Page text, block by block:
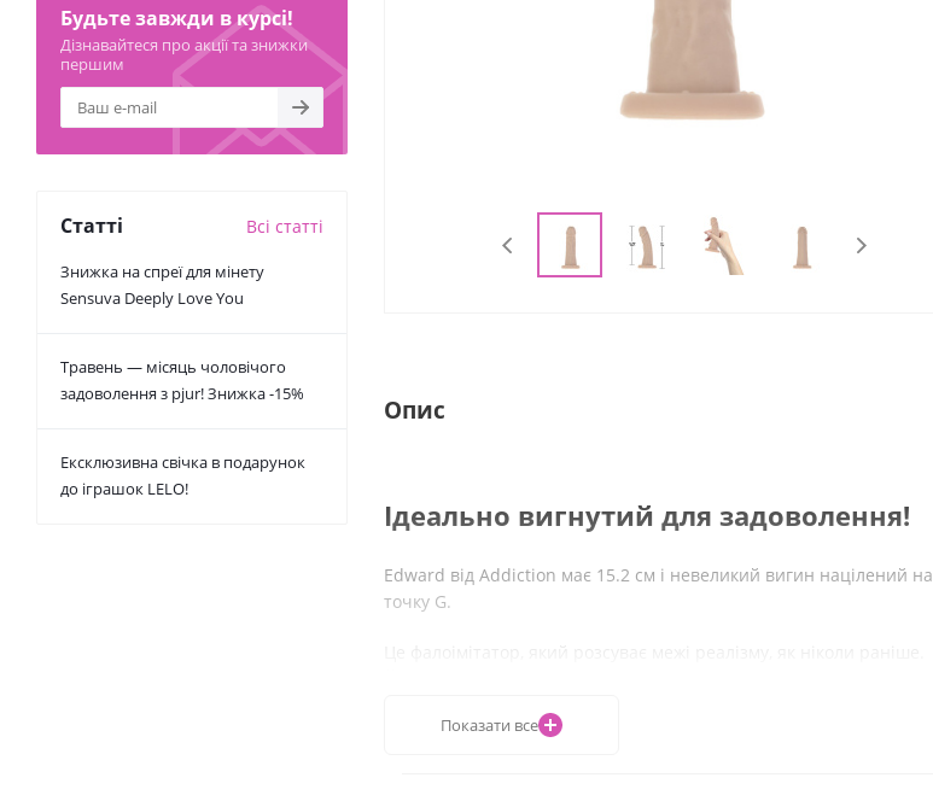
Опис
Ідеально вигнутий для задоволення!
Edward від Addiction має 15.2 см і невеликий вигин націлений на
точку G.
Показати все
Будьте завжди в курсі!
Дізнавайтеся про акції та знижки
першим
Статті Всі статті
Знижка на спреї для мінету
Sensuva Deeply Love You
Травень — місяць чоловічого
задоволення з pjur! Знижка -15%
Ексклюзивна свічка в подарунок
до іграшок LELO!